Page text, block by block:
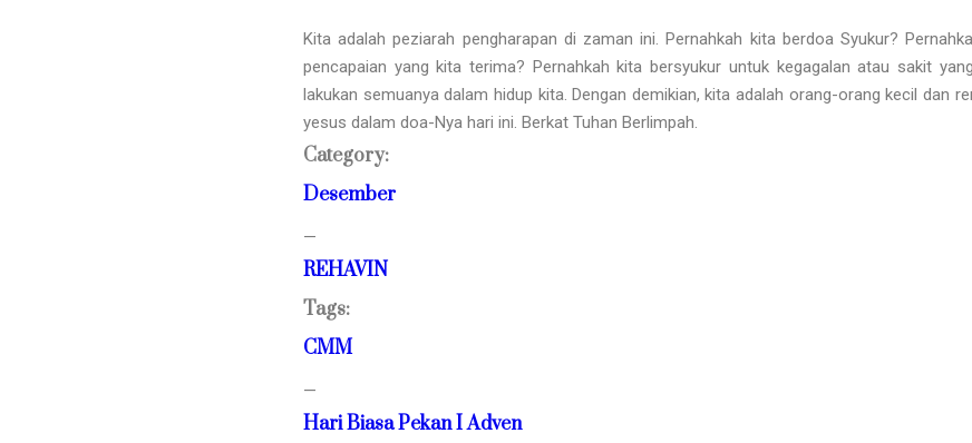
Kita adalah peziarah pengharapan di zaman ini. Pernahkah kita berdoa Syukur?
pencapaian yang kita terima? Pernahkah kita bersyukur untuk kegagalan atau sakit
lakukan semuanya dalam hidup kita. Dengan demikian, kita adalah orang-orang kecil dan
yesus dalam doa-Nya hari ini. Berkat Tuhan Berlimpah.
Category:
Desember
—
REHAVIN
Tags:
CMM
—
Hari Biasa Pekan I Adven